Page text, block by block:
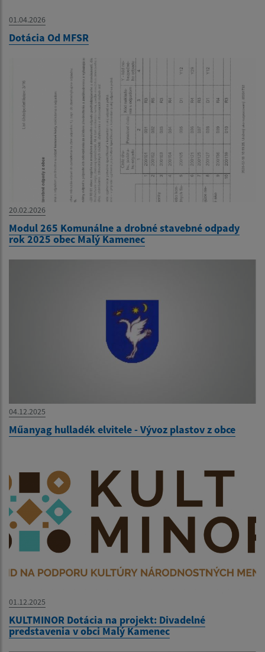
01.04.2026
Dotácia Od MFSR
20.02.2026
Modul 265 Komunálne a drobné stavebné odpady
rok 2025 obec Malý Kamenec
04.12.2025
Műanyag hulladék elvitele - Vývoz plastov z obce
01.12.2025
KULTMINOR Dotácia na projekt: Divadelné
predstavenia v obci Malý Kamenec